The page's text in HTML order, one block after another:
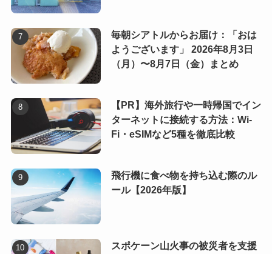
毎朝シアトルからお届け：「おは
ようございます」 2026年8月3日
（月）〜8月7日（金）まとめ
【PR】海外旅行や一時帰国でイン
ターネットに接続する方法：Wi-
Fi・eSIMなど5種を徹底比較
飛行機に食べ物を持ち込む際のル
ール【2026年版】
スポケーン山火事の被災者を支援